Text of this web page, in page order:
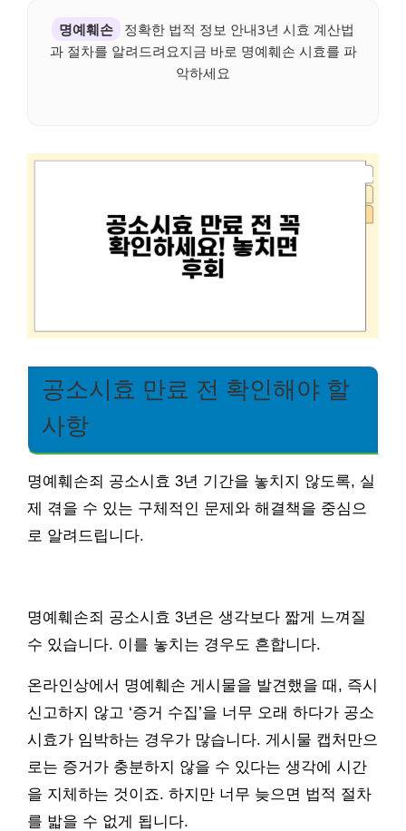
명예훼손
정확한 법적 정보 안내3년 시효 계산법
과 절차를 알려드려요지금 바로 명예훼손 시효를 파
악하세요
공소시효 만료 전 확인해야 할
사항
명예훼손죄 공소시효 3년 기간을 놓치지 않도록, 실
제 겪을 수 있는 구체적인 문제와 해결책을 중심으
로 알려드립니다.
명예훼손죄 공소시효 3년은 생각보다 짧게 느껴질
수 있습니다. 이를 놓치는 경우도 흔합니다.
온라인상에서 명예훼손 게시물을 발견했을 때, 즉시
신고하지 않고 ‘증거 수집’을 너무 오래 하다가 공소
시효가 임박하는 경우가 많습니다. 게시물 캡처만으
로는 증거가 충분하지 않을 수 있다는 생각에 시간
을 지체하는 것이죠. 하지만 너무 늦으면 법적 절차
를 밟을 수 없게 됩니다.